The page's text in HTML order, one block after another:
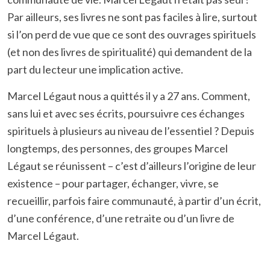
Par ailleurs, ses livres ne sont pas faciles à lire, surtout
si l’on perd de vue que ce sont des ouvrages spirituels
(et non des livres de spiritualité) qui demandent de la
part du lecteur une implication active.
Marcel Légaut nous a quittés il y a 27 ans. Comment,
sans lui et avec ses écrits, poursuivre ces échanges
spirituels à plusieurs au niveau de l’essentiel ? Depuis
longtemps, des personnes, des groupes Marcel
Légaut se réunissent – c’est d’ailleurs l’origine de leur
existence – pour partager, échanger, vivre, se
recueillir, parfois faire communauté, à partir d’un écrit,
d’une conférence, d’une retraite ou d’un livre de
Marcel Légaut.